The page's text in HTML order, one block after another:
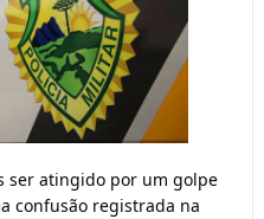
ser atingido por um golpe
confusão registrada na